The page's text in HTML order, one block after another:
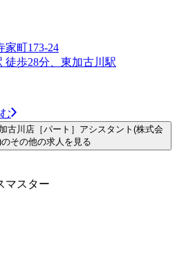
家町173-24
徒歩28分、東加古川駅
古川店［パート］アシスタント(株式会
その他の求人を見る
マスター